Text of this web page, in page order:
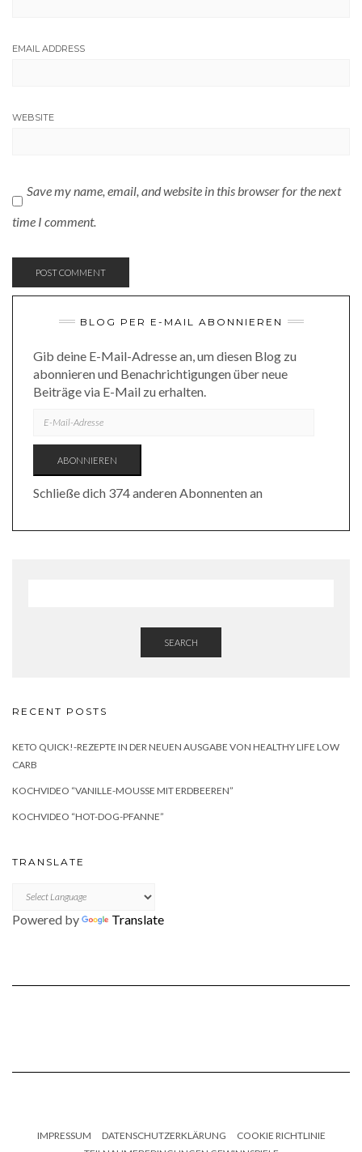
EMAIL ADDRESS
WEBSITE
Save my name, email, and website in this browser for the next
time I comment.
BLOG PER E-MAIL ABONNIEREN
Gib deine E-Mail-Adresse an, um diesen Blog zu
abonnieren und Benachrichtigungen über neue
Beiträge via E-Mail zu erhalten.
MAIL-
ABONNIEREN
Schließe dich 374 anderen Abonnenten an
SEARCH
RECENT POSTS
KETO QUICK!-REZEPTE IN DER NEUEN AUSGABE VON HEALTHY LIFE LOW
CARB
KOCHVIDEO “VANILLE-MOUSSE MIT ERDBEEREN”
KOCHVIDEO “HOT-DOG-PFANNE”
TRANSLATE
Powered by Translate
IMPRESSUM DATENSCHUTZERKLÄRUNG
COOKIE RICHTLINIE